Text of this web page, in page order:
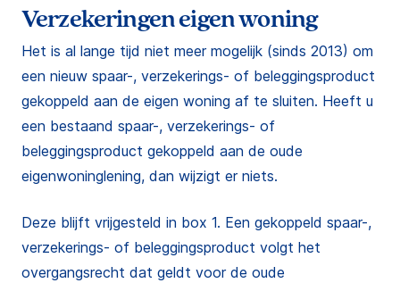
Verzekeringen eigen woning
Het is al lange tijd niet meer mogelijk (sinds 2013) om
een nieuw spaar-, verzekerings- of beleggingsproduct
gekoppeld aan de eigen woning af te sluiten. Heeft u
een bestaand spaar-, verzekerings- of
beleggingsproduct gekoppeld aan de oude
eigenwoninglening, dan wijzigt er niets.
Deze blijft vrijgesteld in box 1. Een gekoppeld spaar-,
verzekerings- of beleggingsproduct volgt het
overgangsrecht dat geldt voor de oude